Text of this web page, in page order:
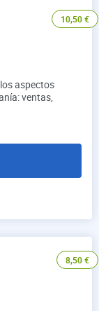
10,50€
aspectos
ventas,
8,50€